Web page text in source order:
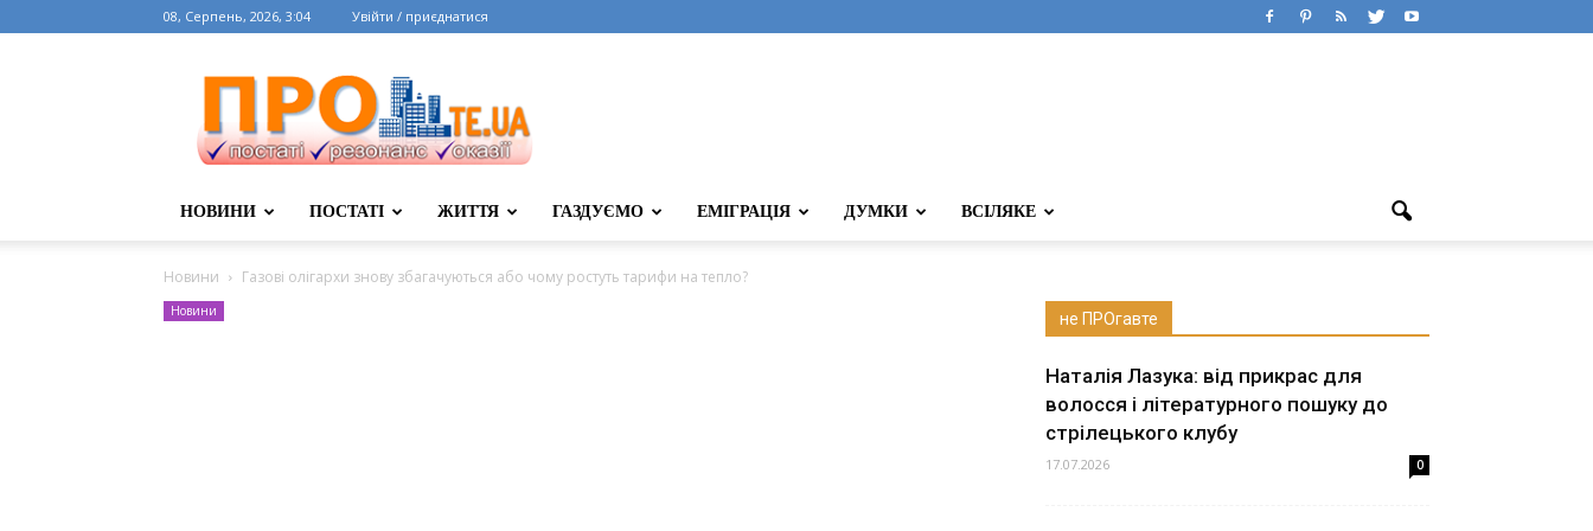
08, Серпень, 2026, 3:04 Увійти / приєднатися
НОВИНИ ПОСТАТІ ЖИТТЯ ГАЗДУЄМО ЕМІГРАЦІЯ ДУМКИ ВСІЛЯКЕ
Новини Газові олігархи знову збагачуються або чому ростуть тарифи на тепло?
Новини не ПРОгавте
Наталія Лазука: від прикрас для
волосся і літературного пошуку до
стрілецького клубу
17.07.2026 0